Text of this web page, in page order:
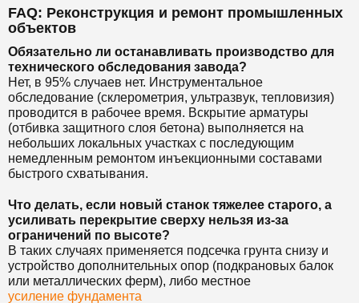
FAQ: Реконструкция и ремонт промышленных
объектов
Обязательно ли останавливать производство для
технического обследования завода?
Нет, в 95% случаев нет. Инструментальное
обследование (склерометрия, ультразвук, тепловизия)
проводится в рабочее время. Вскрытие арматуры
(отбивка защитного слоя бетона) выполняется на
небольших локальных участках с последующим
немедленным ремонтом инъекционными составами
быстрого схватывания.
Что делать, если новый станок тяжелее старого, а
усиливать перекрытие сверху нельзя из-за
ограничений по высоте?
В таких случаях применяется подсечка грунта снизу и
устройство дополнительных опор (подкрановых балок
или металлических ферм), либо местное
усиление фундамента